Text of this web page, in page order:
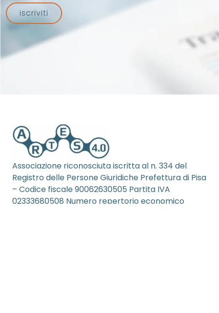
iscriviti
Associazione riconosciuta iscritta al n. 334 del
Registro delle Persone Giuridiche Prefettura di Pisa
– Codice fiscale 90062630505 Partita IVA
02333680508 Numero repertorio economico